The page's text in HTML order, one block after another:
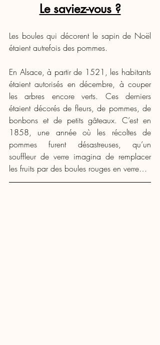
Le saviez-vous ?
Les boules qui décorent le sapin de Noël
étaient autrefois des pommes.
En Alsace, à partir de 1521, les habitants
étaient autorisés en décembre, à couper
les arbres encore verts. Ces derniers
étaient décorés de fleurs, de pommes, de
bonbons et de petits gâteaux. C’est en
1858, une année où les récoltes de
pommes furent désastreuses, qu’un
souffleur de verre imagina de remplacer
les fruits par des boules rouges en verre…